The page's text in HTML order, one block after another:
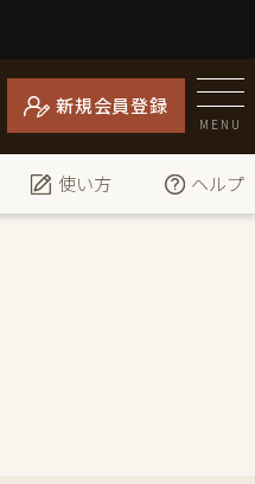
新規会員登録
MENU
使い方 ヘルプ